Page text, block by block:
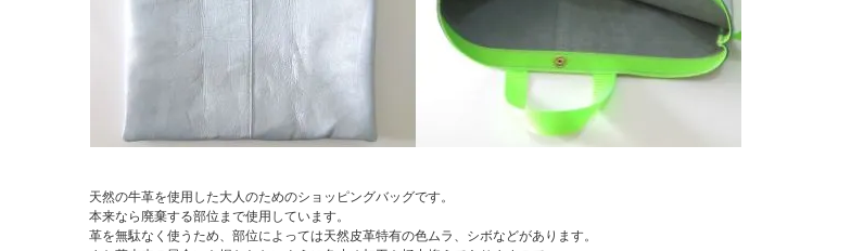
天然の牛革を使用した大人のためのショッピングバッグです。
本来なら廃棄する部位まで使用しています。
革を無駄なく使うため、部位によっては天然皮革特有の色ムラ、シボなどがあります。